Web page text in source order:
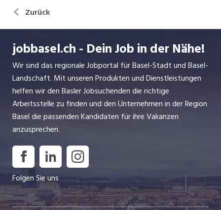
Zurück
jobbasel.ch - Dein Job in der Nähe!
Wir sind das regionale Jobportal für Basel-Stadt und Basel-
Landschaft. Mit unseren Produkten und Dienstleistungen
helfen wir den Basler Jobsuchenden die richtige
Arbeitsstelle zu finden und den Unternehmen in der Region
Basel die passenden Kandidaten für ihre Vakanzen
anzusprechen.
Folgen Sie uns